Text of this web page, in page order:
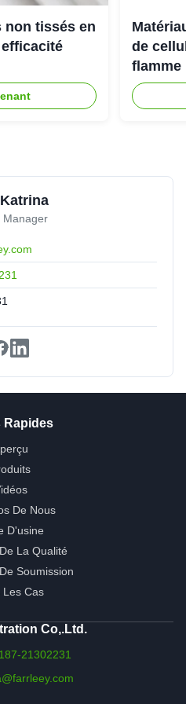
★★★★★
★★★★★
non tissés en
de
flamme
Manager
Rapides
De Nous
D'usine
La Qualité
Soumission
Les Cas
Co,.Ltd.
21302231